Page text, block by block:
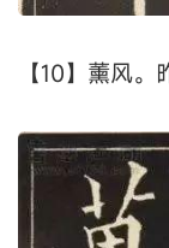
【10】薰风